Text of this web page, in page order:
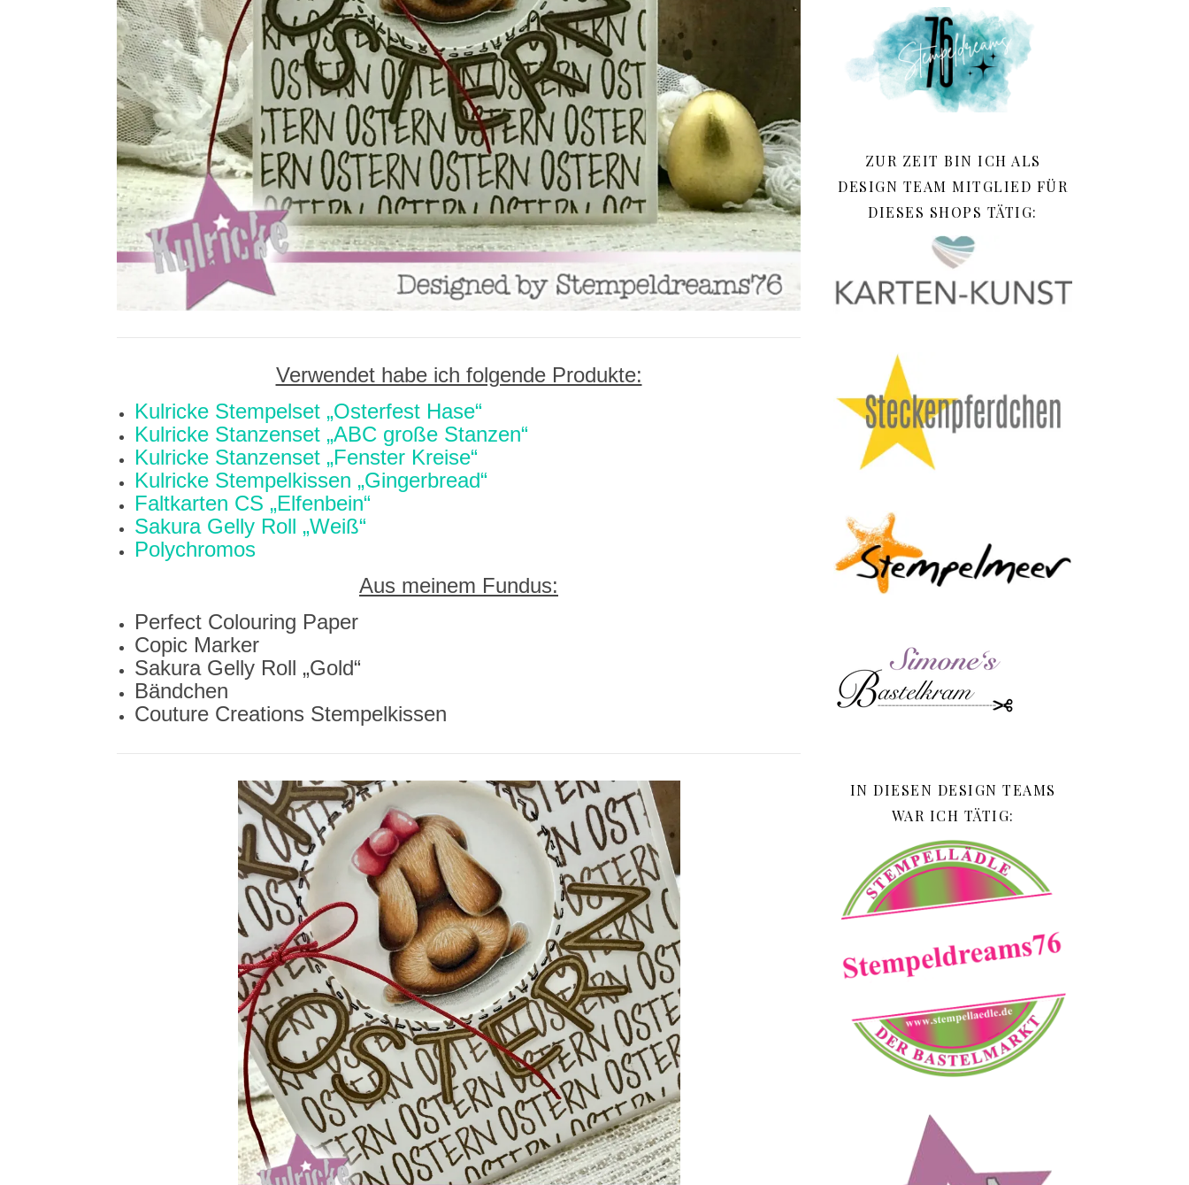
Verwendet habe ich folgende Produkte:
Kulricke Stempelset „Osterfest Hase“
Kulricke Stanzenset „ABC große Stanzen“
Kulricke Stanzenset „Fenster Kreise“
Kulricke Stempelkissen „Gingerbread“
Faltkarten CS „Elfenbein“
Sakura Gelly Roll „Weiß“
Polychromos
Aus meinem Fundus:
Perfect Colouring Paper
Copic Marker
Sakura Gelly Roll „Gold“
Bändchen
Couture Creations Stempelkissen
ZUR ZEIT BIN ICH ALS
DESIGN TEAM MITGLIED FÜR
DIESES SHOPS TÄTIG:
IN DIESEN DESIGN TEAMS
WAR ICH TÄTIG: